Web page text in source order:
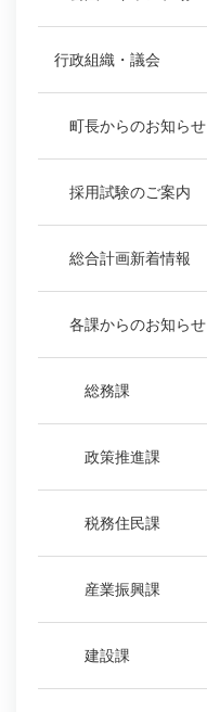
行政組織・議会
町長からのお知らせ
採用試験のご案内
総合計画新着情報
各課からのお知らせ
総務課
政策推進課
税務住民課
産業振興課
建設課